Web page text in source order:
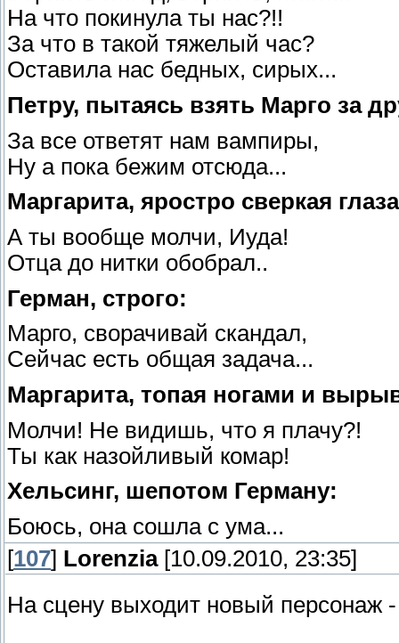
На что покинула ты нас?!!
За что в такой тяжелый час?
Оставила нас бедных, сирых...
Петру, пытаясь взять Марго за
За все ответят нам вампиры,
Ну а пока бежим отсюда...
Маргарита, яростро сверкая
А ты вообще молчи, Иуда!
Отца до нитки обобрал..
Герман, строго:
Марго, сворачивай скандал,
Сейчас есть общая задача...
Маргарита, топая ногами и
Молчи! Не видишь, что я плачу?!
Ты как назойливый комар!
Хельсинг, шепотом Герману:
Боюсь, она сошла с ума...
[107] Lorenzia[10.09.2010, 23:35]
На сцену выходит новый персонаж